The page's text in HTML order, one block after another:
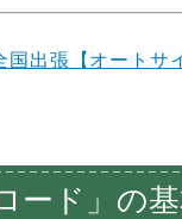
国出張【オートサ
ード」の